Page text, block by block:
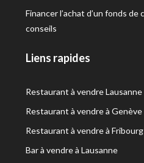
Financer l’achat d’un fonds
conseils
Liens rapides
Restaurant à vendre Lausanne
Restaurant à vendre à Genève
Restaurant à vendre à Fribourg
Bar à vendre à Lausanne